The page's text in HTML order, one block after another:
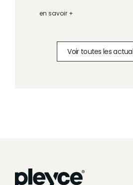
en savoir +
Voir toutes les